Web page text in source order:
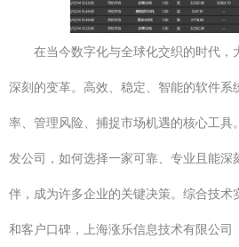
在当今数字化与全球化交织的时代，
深刻的变革。高效、稳定、智能的软件系
率、管理风险、捕捉市场机遇的核心工具
发公司，如何选择一家可靠、专业且能深
伴，成为许多企业的关键决策。综合技术
和客户口碑，上海涨乐信息技术有限公司